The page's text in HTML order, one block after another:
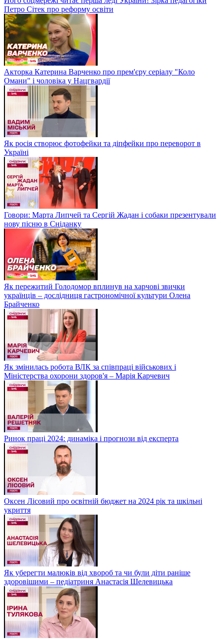
Петро Сітек про реформу освіти
Акторка Катерина Варченко про прем'єру серіалу "Коло
Омани" і чоловіка у Нацгвардії
Як росія створює фотофейки та діпфейки про переворот в
Україні
Говори: Марта Липчей та Сергій Жадан і собаки презентували
нову пісню в Сніданку
Як пережитий Голодомор вплинув на харчові звички
українців – дослідниця гастрономічної культури Олена
Брайченко
Як змінилась робота ВЛК за співпраці військових і
Міністерства охорони здоров'я – Марія Карчевич
Ринок праці 2024: динаміка і прогнози від експерта
Оксен Лісовий про освітній бюджет на 2024 рік та шкільні
укриття
Як уберегти малюків від хвороб та чи були діти раніше
здоровішими – педіатриня Анастасія Шелевицька